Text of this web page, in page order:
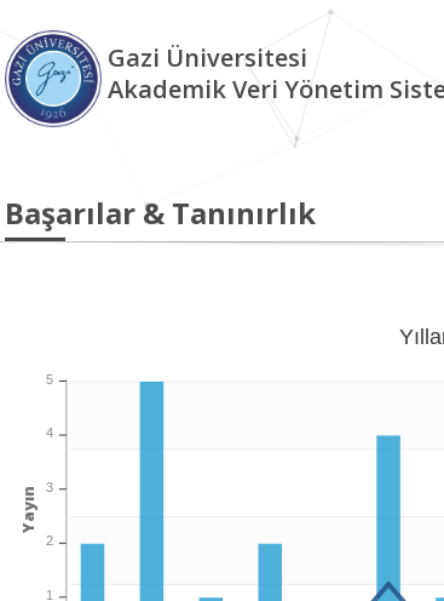
Gazi Üniversitesi
Akademik Veri Yönetim
Başarılar & Tanınırlık
5
4
3
2
1
Yayın